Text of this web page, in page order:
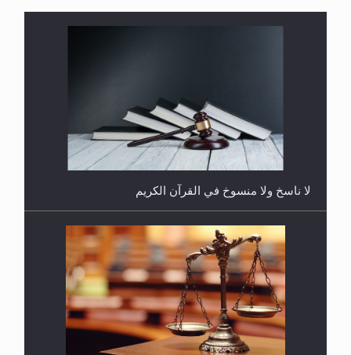
هل يُحسب حول الزكاة وفق السنة الميلادية أو الهجرية؟
هل يجوز فتح مشروع كوافير نسائي للمحجبات وغير
المحجبات؟
لا ناسخ ولا منسوخ في القرآن الكريم